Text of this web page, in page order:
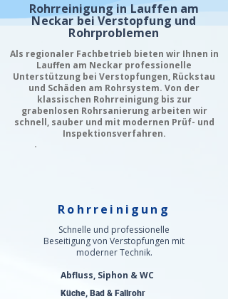
Rohrreinigung in Lauffen am
Neckar bei Verstopfung und
Rohrproblemen
Als regionaler Fachbetrieb bieten wir Ihnen in
Lauffen am Neckar professionelle
Unterstützung bei Verstopfungen, Rückstau
und Schäden am Rohrsystem. Von der
klassischen Rohrreinigung bis zur
grabenlosen Rohrsanierung arbeiten wir
schnell, sauber und mit modernen Prüf- und
Inspektionsverfahren.
Rohrreinigung
Schnelle und professionelle
Beseitigung von Verstopfungen mit
moderner Technik.
Abfluss, Siphon & WC
Küche, Bad & Fallrohr